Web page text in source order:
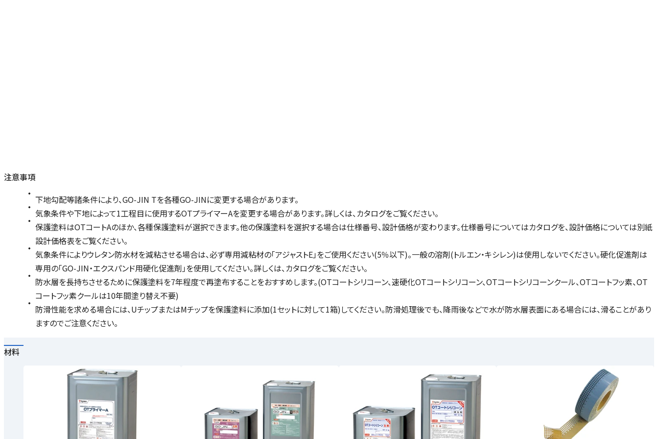
注意事項
下地勾配等諸条件により、GO-JIN Tを各種GO-JINに変更する場合があります。
気象条件や下地によって1工程目に使用するOTプライマーAを変更する場合があります。詳しくは、カタログをご覧ください。
保護塗料はOTコートAのほか、各種保護塗料が選択できます。他の保護塗料を選択する場合は仕様番号、設計価格が変わります。仕様番号についてはカタログを、設計価格については別紙
設計価格表をご覧ください。
気象条件によりウレタン防水材を減粘させる場合は、必ず専用減粘材の「アジャストE」をご使用ください(5％以下)。一般の溶剤(トルエン・キシレン)は使用しないでください。硬化促進剤は
専用の「GO-JIN・エクスパンド用硬化促進剤」を使用してください。詳しくは、カタログをご覧ください。
防水層を長持ちさせるために保護塗料を7年程度で再塗布することをおすすめします。(OTコートシリコーン、速硬化OTコートシリコーン、OTコートシリコーンクール、OTコートフッ素、OT
コートフッ素クールは10年間塗り替え不要)
防滑性能を求める場合には、UチップまたはMチップを保護塗料に添加(1セットに対して1箱)してください。防滑処理後でも、降雨後などで水が防水層表面にある場合には、滑ることがあり
ますのでご注意ください。
材料